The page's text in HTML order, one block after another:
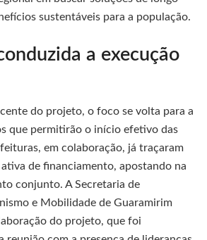
sustentáveis para a população.
a execução
do projeto, o foco se volta para a
que permitirão o início efetivo das
em colaboração, já traçaram
de financiamento, apostando na
conjunto. A Secretaria de
e Mobilidade de Guaramirim
do projeto, que foi